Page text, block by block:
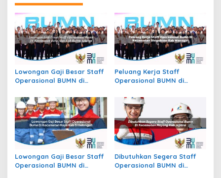
Lowongan Gaji Besar Staff
Operasional BUMN di
Buton Selatan
Peluang Kerja Staff
Operasional BUMN di
Kab. Wonogiri
Lowongan Gaji Besar Staff
Operasional BUMN di
Dibutuhkan Segera Staff
Operasional BUMN di